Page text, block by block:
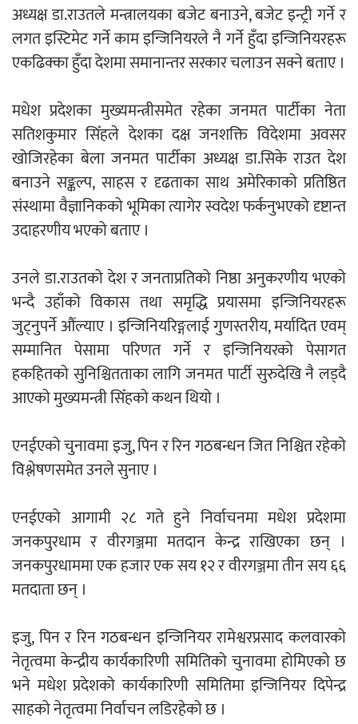
अध्यक्ष डा.राउतले मन्त्रालयका बजेट बनाउने, बजेट इन्ट्री गर्ने र
लगत इस्टिमेट गर्ने काम इन्जिनियरले नै गर्ने हुँदा इन्जिनियरहरू
एकढिक्का हुँदा देशमा समानान्तर सरकार चलाउन सक्ने बताए ।
मधेश प्रदेशका मुख्यमन्त्रीसमेत रहेका जनमत पार्टीका नेता
सतिशकुमार सिँहले देशका दक्ष जनशक्ति विदेशमा अवसर
खोजिरहेका बेला जनमत पार्टीका अध्यक्ष डा.सिके राउत देश
बनाउने सङ्कल्प, साहस र दृढताका साथ अमेरिकाको प्रतिष्ठित
संस्थामा वैज्ञानिकको भूमिका त्यागेर स्वदेश फर्कनुभएको दृष्टान्त
उदाहरणीय भएको बताए ।
उनले डा.राउतको देश र जनताप्रतिको निष्ठा अनुकरणीय भएको
भन्दै उहाँको विकास तथा समृद्धि प्रयासमा इन्जिनियरहरू
जुट्नुपर्ने औंल्याए । इन्जिनियरिङ्गलाई गुणस्तरीय, मर्यादित एवम्
सम्मानित पेसामा परिणत गर्ने र इन्जिनियरको पेसागत
हकहितको सुनिश्चितताका लागि जनमत पार्टी सुरुदेखि नै लड्दै
आएको मुख्यमन्त्री सिँहको कथन थियो ।
एनईएको चुनावमा इजु, पिन र रिन गठबन्धन जित निश्चित रहेको
विश्लेषणसमेत उनले सुनाए ।
एनईएको आगामी २८ गते हुने निर्वाचनमा मधेश प्रदेशमा
जनकपुरधाम र वीरगञ्जमा मतदान केन्द्र राखिएका छन् ।
जनकपुरधाममा एक हजार एक सय १२ र वीरगञ्जमा तीन सय ६६
मतदाता छन् ।
इजु, पिन र रिन गठबन्धन इन्जिनियर रामेश्वरप्रसाद कलवारको
नेतृत्वमा केन्द्रीय कार्यकारिणी समितिको चुनावमा होमिएको छ
भने मधेश प्रदेशको कार्यकारिणी समितिमा इन्जिनियर दिपेन्द्र
साहको नेतृत्वमा निर्वाचन लडिरहेको छ ।